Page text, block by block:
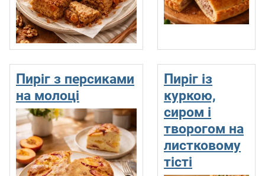
Пиріг з персиками
на молоці
Пиріг із
куркою,
сиром і
творогом на
листковому
тісті